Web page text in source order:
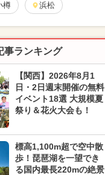
樽 浜松
事ランキング
【関西】2026年8月1
日・2日週末開催の無料
イベント18選 大規模夏
祭り＆花火大会も！
標高1,100m超で空中散
歩！琵琶湖を一望でき
る国内最長220mの絶景